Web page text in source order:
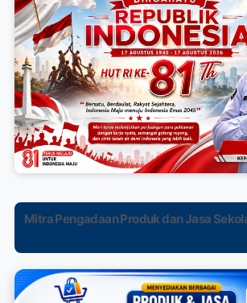
Mitra Pengadaan Produk dan Jasa